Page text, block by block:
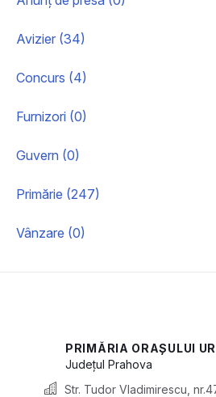
Avizier (34)
Concurs (4)
Furnizori (0)
Guvern (0)
Primărie (247)
Vânzare (0)
PRIMĂRIA ORAȘULUI
JudețulPrahova
Str. Tudor Vladimirescu,